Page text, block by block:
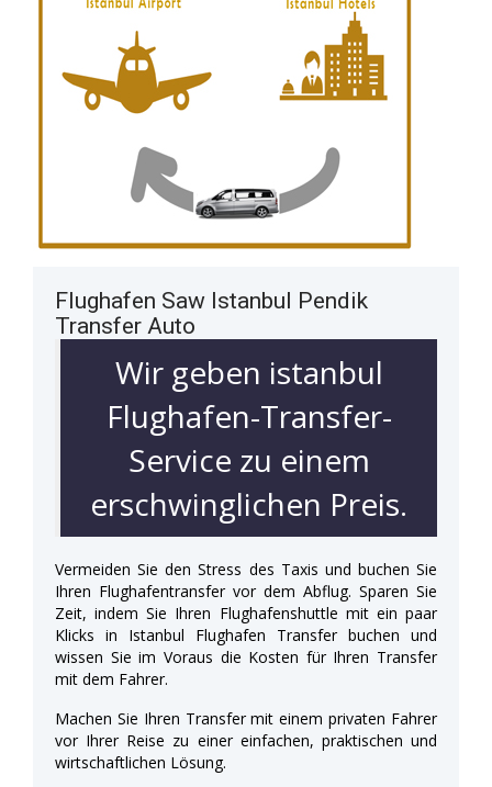
Flughafen Saw Istanbul Pendik
Transfer Auto
Wir geben istanbul
Flughafen-Transfer-
Service zu einem
erschwinglichen Preis.
Vermeiden Sie den Stress des Taxis und buchen Sie
Ihren Flughafentransfer vor dem Abflug. Sparen Sie
Zeit, indem Sie Ihren Flughafenshuttle mit ein paar
Klicks in Istanbul Flughafen Transfer buchen und
wissen Sie im Voraus die Kosten für Ihren Transfer
mit dem Fahrer.
Machen Sie Ihren Transfer mit einem privaten Fahrer
vor Ihrer Reise zu einer einfachen, praktischen und
wirtschaftlichen Lösung.